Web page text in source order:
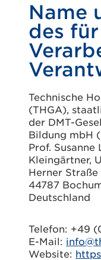
Name
des
Technische
(THGA),
der DMT-
Bildung mbH
Prof. Susanne
Kleingärtner,
Herner Straße
44787
Deutschland
Telefon: +49
E-Mail:
Website: